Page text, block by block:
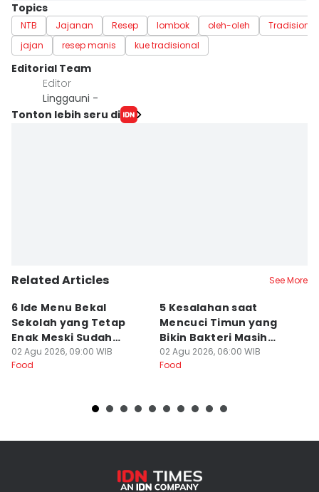
Topics
NTB Jajanan Resep lombok oleh-oleh
Tradisional
jajan
resep manis kue tradisional
Editorial Team
Editor
Linggauni -
Tonton lebih seru di
Related Articles See More
6 Ide Menu Bekal
Sekolah yang Tetap
Enak Meski Sudah
Dingin
02 Agu 2026, 09:00 WIB
Food
5 Kesalahan saat
Mencuci Timun yang
Bikin Bakteri Masih
Nempel
02 Agu 2026, 06:00 WIB
Food